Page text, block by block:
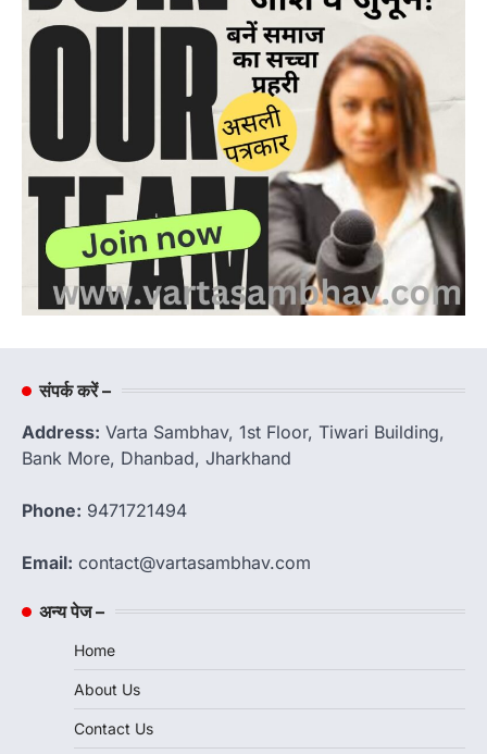
संपर्क करें –
Address: Varta Sambhav, 1st Floor, Tiwari Building,
Bank More, Dhanbad, Jharkhand
Phone: 9471721494
Email: contact@vartasambhav.com
अन्य पेज –
Home
About Us
Contact Us